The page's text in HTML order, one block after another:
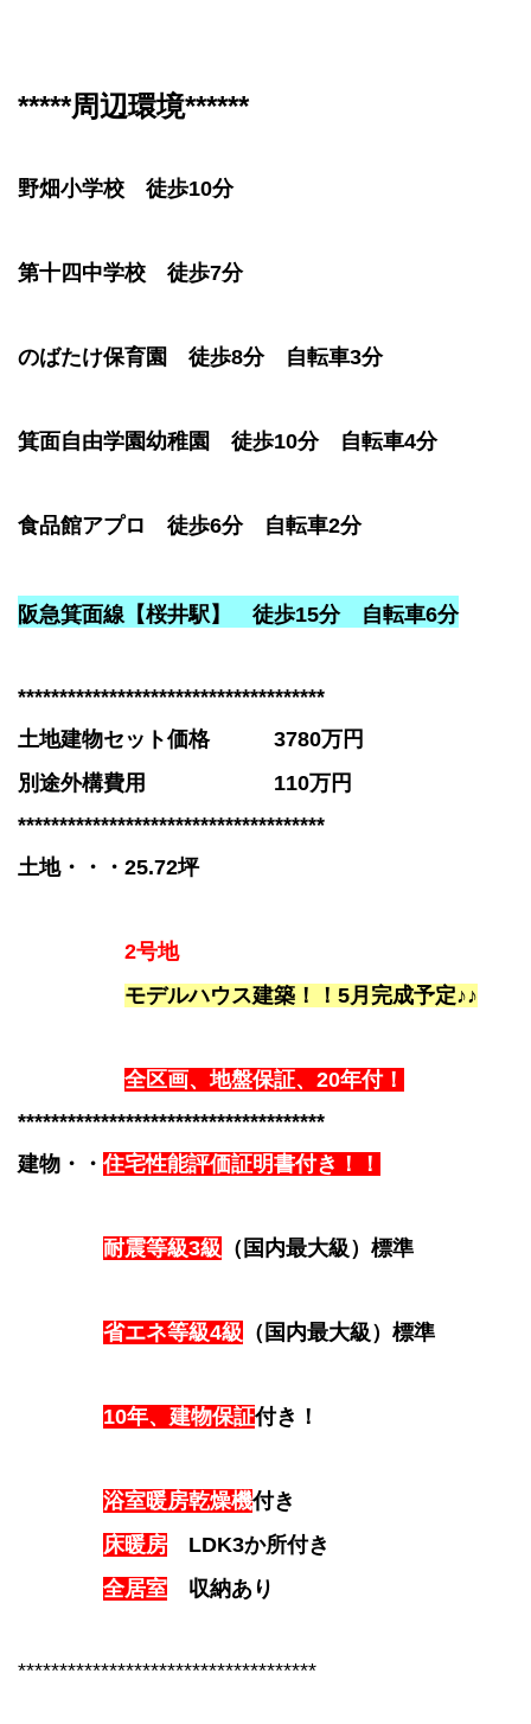
*****周辺環境******
野畑小学校 徒歩10分
第十四中学校 徒歩7分
のばたけ保育園 徒歩8分 自転車3分
箕面自由学園幼稚園 徒歩10分 自転車4分
食品館アプロ 徒歩6分 自転車2分
阪急箕面線 【桜井駅】 徒歩15分 自転車6分
*************************************
土地建物セット価格 3780万円
別途外構費用 110万円
*************************************
土地・・・25.72坪
2号地
モデルハウス建築！！5月完成予定♪♪
全区画、地盤保証、20年付！
*************************************
建物 ・・ 住宅性能評価証明書付き！！
耐震等級3級 （国内最大級） 標準
省エネ等級4級 （国内最大級）標準
10年、建物保証付き！
浴室暖房乾燥機付き
床暖房 LDK3か所付き
全居室 収納あり
************************************